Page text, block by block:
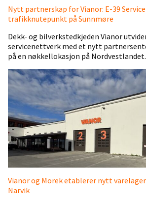
Nytt partnerskap for Vianor: E-39
trafikknutepunkt på Sunnmøre
Dekk- og bilverkstedkjeden Vianor
servicenettverk med et nytt
på en nøkkellokasjon på Nordvestlandet.
Vianor og Morek etablerer nytt
Narvik